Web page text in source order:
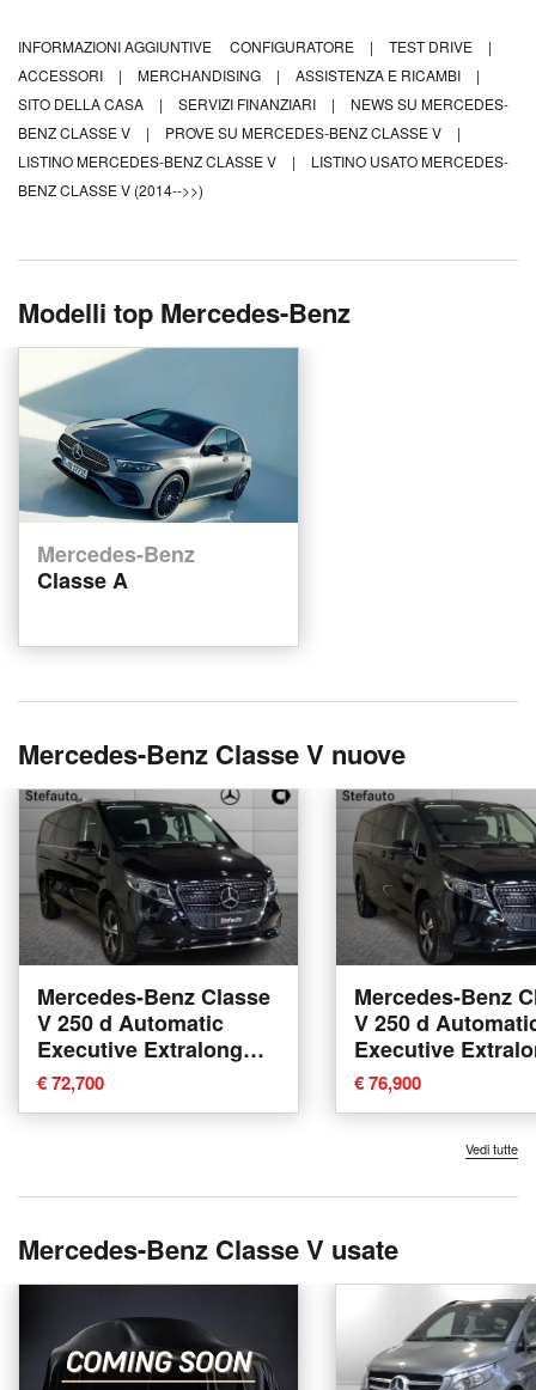
INFORMAZIONI AGGIUNTIVE CONFIGURATORE | TEST DRIVE
|
ACCESSORI
| MERCHANDISING | ASSISTENZA E RICAMBI
|
SITO DELLA CASA
| SERVIZI FINANZIARI |
NEWS SU MERCEDES-
BENZ CLASSE V
| PROVE SU MERCEDES-BENZ CLASSE V
|
LISTINO MERCEDES-BENZ CLASSE V
|
LISTINO USATO MERCEDES-
BENZ CLASSE V (2014-->>)
Modelli top Mercedes-Benz
Mercedes-Benz
Classe A
Mercedes-Benz Classe V nuove
Mercedes-Benz Classe
V 250 d Automatic
Executive Extralong
nuova a Bologna
€ 72,700
Mercedes-Benz
V 250 d
Executive
nuova a Bologna
€ 76,900
Vedi tutte
Mercedes-Benz Classe V usate